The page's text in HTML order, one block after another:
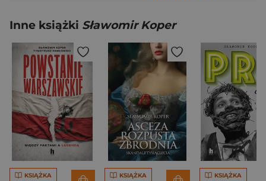
Inne książki Sławomir Koper
KSIĄŻKA KSIĄŻKA KSIĄŻKA